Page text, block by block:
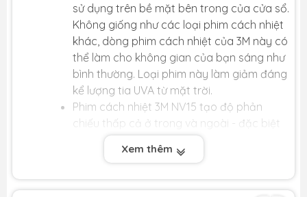
sử dụng trên bề mặt bên trong của cửa sổ.
Không giống như các loại phim cách nhiệt
khác, dòng phim cách nhiệt của 3M này có
thể làm cho không gian của bạn sáng như
bình thường. Loại phim này làm giảm đáng
kể lượng tia UVA từ mặt trời.
Phim cách nhiệt 3M NV15 tạo độ phản
chiếu thấp cả ở trong và ngoài - đặc biệt
là vào ban đêm. Quy trình sản xuất được
cấp bằng sáng chế đảm bảo sự ổn định
Dòng phim cách nhiệt này giảm đáng kể
Xem thêm